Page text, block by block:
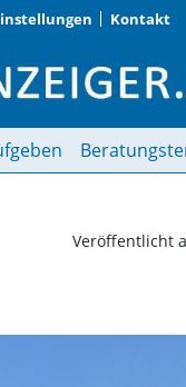
Kontakt
Veröffentlicht